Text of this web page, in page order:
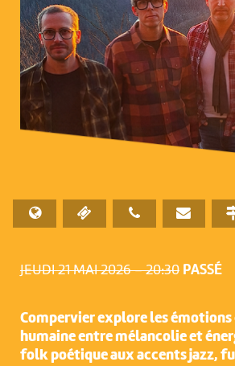
JEUDI 21 MAI 2026 – 20:30 PASSÉ
Compervier explore les émotions
humaine entre mélancolie et
folk poétique aux accents jazz,